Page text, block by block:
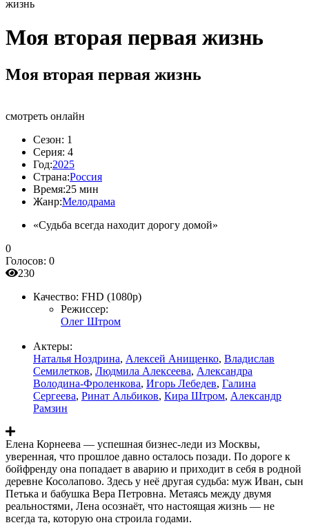
жизнь
Моя вторая первая жизнь
Моя вторая первая жизнь
смотреть онлайн
Сезон: 1
Серия: 4
Год:2025
Страна:Россия
Время:25 мин
Жанр:Мелодрама
«Судьба всегда находит дорогу домой»
0
Голосов: 0
230
Качество: FHD (1080p)
Режиссер:
Олег Штром
Актеры:
Наталья Ноздрина, Алексей Анищенко, Владислав
Семилетков, Людмила Алексеева, Александра
Володина-Фроленкова, Игорь Лебедев, Галина
Сергеева, Ринат Альбиков, Кира Штром, Александр
Рамзин
Елена Корнеева — успешная бизнес-леди из Москвы,
уверенная, что прошлое давно осталось позади. По дороге к
бойфренду она попадает в аварию и приходит в себя в родной
деревне Косолапово. Здесь у неё другая судьба: муж Иван, сын
Петька и бабушка Вера Петровна. Метаясь между двумя
реальностями, Лена осознаёт, что настоящая жизнь — не
всегда та, которую она строила годами.